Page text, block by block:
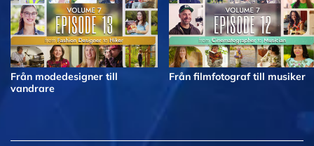
Från modedesigner till
vandrare
Från filmfotograf till musiker